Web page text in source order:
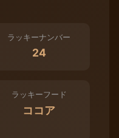
ラッキーナンバー
24
ラッキーフード
ココア